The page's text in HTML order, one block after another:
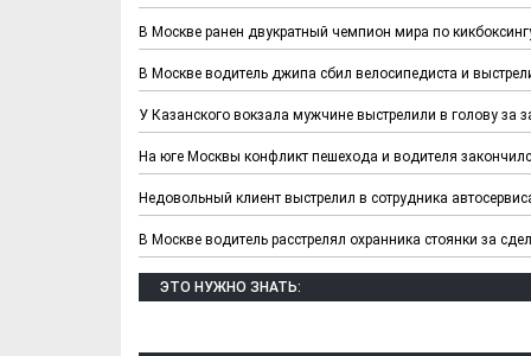
В Москве ранен двукратный чемпион мира по
В Москве водитель джипа сбил велосипедиста и
У Казанского вокзала мужчине выстрелили в голову за
На юге Москвы конфликт пешехода и водителя
Недовольный клиент выстрелил в сотрудника
В Москве водитель расстрелял охранника стоянки за
ЭТО НУЖНО ЗНАТЬ: